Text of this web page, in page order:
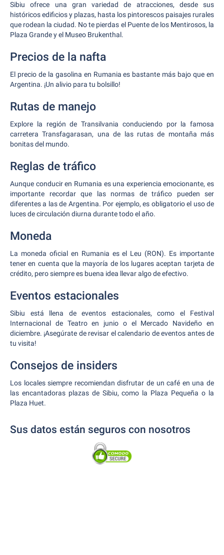
Sibiu ofrece una gran variedad de atracciones, desde sus
históricos edificios y plazas, hasta los pintorescos paisajes rurales
que rodean la ciudad. No te pierdas el Puente de los Mentirosos, la
Plaza Grande y el Museo Brukenthal.
Precios de la nafta
El precio de la gasolina en Rumania es bastante más bajo que en
Argentina. ¡Un alivio para tu bolsillo!
Rutas de manejo
Explore la región de Transilvania conduciendo por la famosa
carretera Transfagarasan, una de las rutas de montaña más
bonitas del mundo.
Reglas de tráfico
Aunque conducir en Rumania es una experiencia emocionante, es
importante recordar que las normas de tráfico pueden ser
diferentes a las de Argentina. Por ejemplo, es obligatorio el uso de
luces de circulación diurna durante todo el año.
Moneda
La moneda oficial en Rumania es el Leu (RON). Es importante
tener en cuenta que la mayoría de los lugares aceptan tarjeta de
crédito, pero siempre es buena idea llevar algo de efectivo.
Eventos estacionales
Sibiu está llena de eventos estacionales, como el Festival
Internacional de Teatro en junio o el Mercado Navideño en
diciembre. ¡Asegúrate de revisar el calendario de eventos antes de
tu visita!
Consejos de insiders
Los locales siempre recomiendan disfrutar de un café en una de
las encantadoras plazas de Sibiu, como la Plaza Pequeña o la
Plaza Huet.
Sus datos están seguros con nosotros